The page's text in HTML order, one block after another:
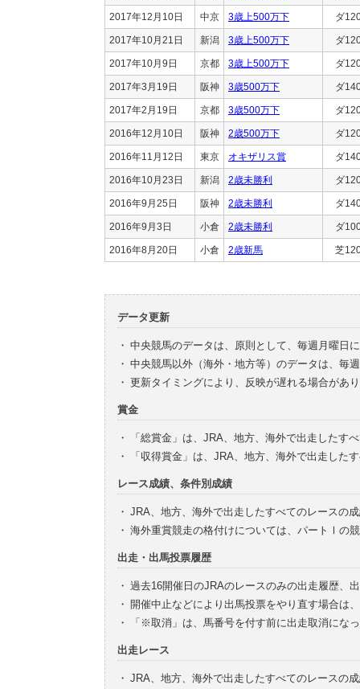
2017年12月10日 中京 3歳上500万下 ダ
2017年10月21日 新潟 3歳上500万下 ダ
2017年10月9日 京都 3歳上500万下 ダ
2017年3月19日 阪神 3歳500万下 ダ
2017年2月19日 京都 3歳500万下 ダ
2016年12月10日 阪神 2歳500万下 ダ
2016年11月12日 東京 オキザリス賞 ダ
2016年10月23日 新潟 2歳未勝利 ダ
2016年9月25日 阪神 2歳未勝利 ダ
2016年9月3日 小倉 2歳未勝利 ダ
2016年8月20日 小倉 2歳新馬 芝
データ更新
・ 中央競馬のデータは、原則として、毎週月曜日
・ 中央競馬以外（海外・地方等）のデータは、毎
・ 更新タイミングにより、反映が遅れる場合があ
賞金
・
「総賞金」は、JRA、地方、海外で出走したす
・
「収得賞金」は、JRA、地方、海外で出走した
レース成績、条件別成績
・ JRA、地方、海外で出走したすべてのレースの
・ 海外重賞競走の格付けについては、パートⅠの
出走・出馬投票履歴
・ 過去16開催日のJRAのレースのみの出走履歴、
・ 開催中止などにより出馬投票をやり直す場合は
・
「※取消」は、馬番号を付す前に出走取消にな
出走レース
・ JRA、地方、海外で出走したすべてのレースの